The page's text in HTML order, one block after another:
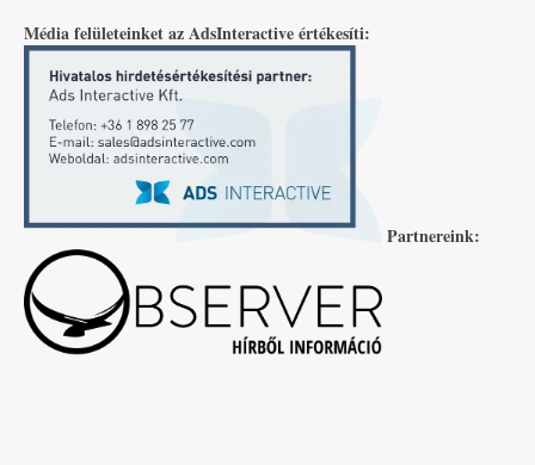
Média felületeinket az AdsInteractive értékesíti:
Partnereink: